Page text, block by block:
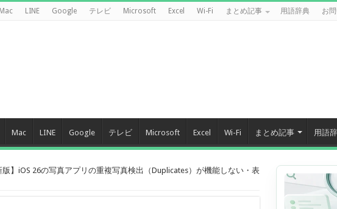
Mac LINE Google テレビ Microsoft Excel Wi-Fi まとめ記事 用語辞典 お
Mac LINE Google テレビ Microsoft Excel Wi-Fi まとめ記事 用語
版】iOS 26の写真アプリの重複写真検出（Duplicates）が機能しない・表